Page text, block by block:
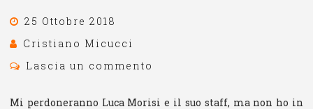
25 Ottobre 2018
Cristiano Micucci
Lascia un commento
Mi perdoneranno Luca Morisi e il suo staff, ma non ho in